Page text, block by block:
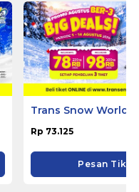
Trans Snow World
Rp 73.125
Pesan Tiket